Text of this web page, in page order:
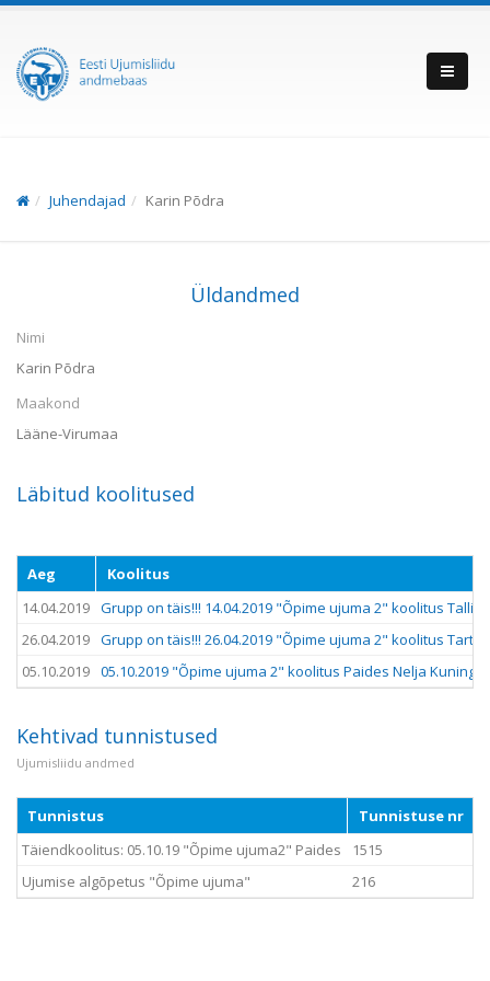
Juhendajad Karin Põdra
Üldandmed
Nimi
Karin Põdra
Maakond
Lääne-Virumaa
Läbitud koolitused
Aeg
Koolitus
14.04.2019 Grupp on täis!!! 14.04.2019 "Õpime ujuma 2" koolitus
26.04.2019 Grupp on täis!!! 26.04.2019 "Õpime ujuma 2" koolitus
05.10.2019 05.10.2019 "Õpime ujuma 2" koolitus Paides Nelja Kuninga
Kehtivad tunnistused
Ujumisliidu andmed
Tunnistus
Tunnistuse nr
Täiendkoolitus: 05.10.19 "Õpime ujuma2" Paides
1515
Ujumise algõpetus "Õpime ujuma"
216